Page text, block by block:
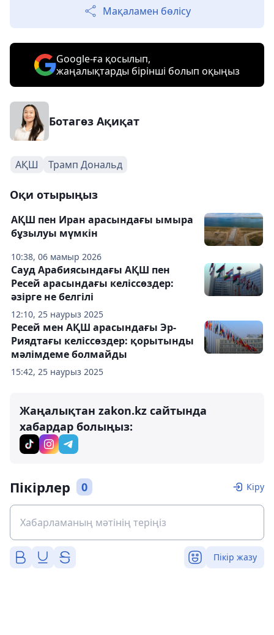
Мақаламен бөлісу
Google-ға қосылып,
жаңалықтарды бірінші болып оқыңыз
Ботагөз Ақиқат
АҚШ Трамп Дональд
Оқи отырыңыз
10:38, 06 мамыр 2026
АҚШ пен Иран арасындағы ымыра
бұзылуы мүмкін
12:10, 25 наурыз 2025
Сауд Арабиясындағы АҚШ пен
Ресей арасындағы келіссөздер:
әзірге не белгілі
15:42, 25 наурыз 2025
Ресей мен АҚШ арасындағы Эр-
Риядтағы келіссөздер: қорытынды
мәлімдеме болмайды
Жаңалықтан zakon.kz сайтында
хабардар болыңыз:
Пікірлер 0 Кіру
Пікір жазу